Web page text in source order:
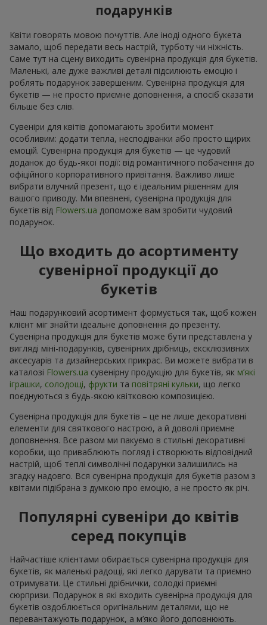
подарунків
Квіти говорять мовою почуттів. Але іноді одного букета
замало, щоб передати весь настрій, турботу чи ніжність.
Саме тут на сцену виходить сувенірна продукція для букетів.
Маленькі, але дуже важливі деталі підсилюють емоцію і
роблять подарунок завершеним. Сувенірна продукція для
букетів — не просто приємне доповнення, а спосіб сказати
більше без слів.
Сувеніри для квітів допомагають зробити момент
особливим: додати тепла, несподіванки або просто щирих
емоцій. Сувенірна продукція для букетів — це чудовий
доданок до будь-якої події: від романтичного побачення до
офіційного корпоративного привітання. Важливо лише
вибрати влучний презент, що є ідеальним рішенням для
вашого приводу. Ми впевнені, сувенірна продукція для
букетів від Flowers.ua допоможе вам зробити чудовий
подарунок.
Що входить до асортименту
сувенірної продукції до
букетів
Наш подарунковий асортимент формується так, щоб кожен
клієнт міг знайти ідеальне доповнення до презенту.
Сувенірна продукція для букетів може бути представлена у
вигляді міні-подарунків, сувенірних дрібниць, ексклюзивних
аксесуарів та дизайнерських прикрас. Ви можете вибрати в
каталозі Flowers.ua cувенірну продукцію для букетів, як м’які
іграшки, солодощі, фрукти та повітряні кульки, що легко
поєднуються з будь-якою квітковою композицією.
Сувенірна продукція для букетів – це не лише декоративні
елементи для святкового настрою, а й доволі приємне
доповнення. Все разом ми пакуємо в стильні декоративні
коробки, що приваблюють погляд і створюють відповідний
настрій, щоб теплі символічні подарунки залишились на
згадку надовго. Вся сувенірна продукція для букетів разом з
квітами підібрана з думкою про емоцію, а не просто як річ.
Популярні сувеніри до квітів
серед покупців
Найчастіше клієнтами обирається сувенірна продукція для
букетів, як маленькі радощі, які легко дарувати та приємно
отримувати. Це стильні дрібнички, солодкі приємні
сюрпризи. Подарунок в які входить сувенірна продукція для
букетів оздоблюється оригінальним деталями, що не
перевантажують подарунок, а м’яко його доповнюють.